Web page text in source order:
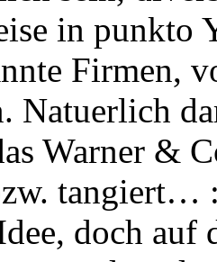
in punkto
Firmen,
Natuerlich
Warner &
tangiert…
doch